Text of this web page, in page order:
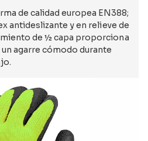
de calidad europea EN388;
antideslizante y en relieve de
de ½ capa proporciona
agarre cómodo durante